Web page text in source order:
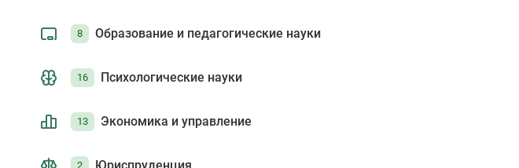
8 Образование и педагогические науки
16 Психологические науки
13 Экономика и управление
2